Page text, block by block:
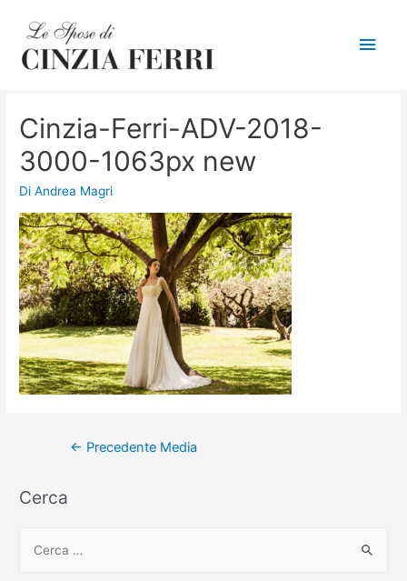
Cinzia-Ferri-ADV-2018-
3000-1063px new
DiAndrea Magri
Navigazione
← Precedente Media
Cerca